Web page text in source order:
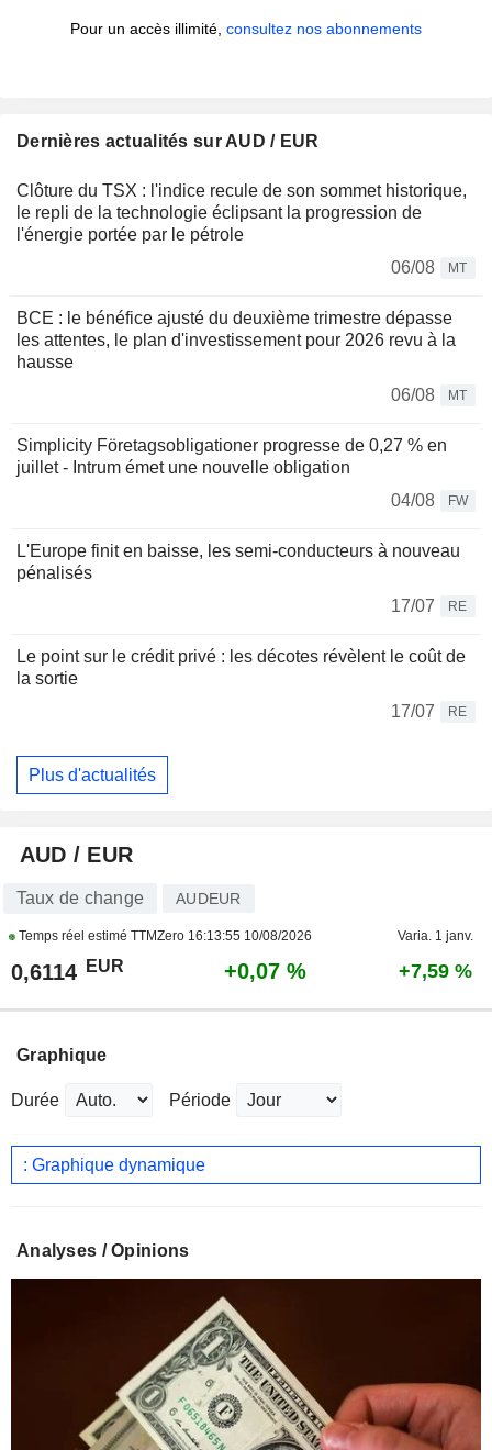
Pour un accès illimité, consultez nos abonnements
Dernières actualités sur AUD / EUR
Clôture du TSX : l'indice recule de son sommet historique,
le repli de la technologie éclipsant la progression de
l'énergie portée par le pétrole
06/08
MT
BCE : le bénéfice ajusté du deuxième trimestre dépasse
les attentes, le plan d'investissement pour 2026 revu à la
hausse
06/08
MT
Simplicity Företagsobligationer progresse de 0,27 % en
juillet - Intrum émet une nouvelle obligation
04/08
FW
L'Europe finit en baisse, les semi-conducteurs à nouveau
pénalisés
17/07
RE
Le point sur le crédit privé : les décotes révèlent le coût de
la sortie
17/07
RE
Plus d'actualités
AUD / EUR
Taux de change AUDEUR
Temps réel estimé TTMZero 16:13:55 10/08/2026 Varia. 1 janv.
0,6114 EUR +0,07 % +7,59 %
Graphique
Durée Période
: Graphique dynamique
Analyses / Opinions